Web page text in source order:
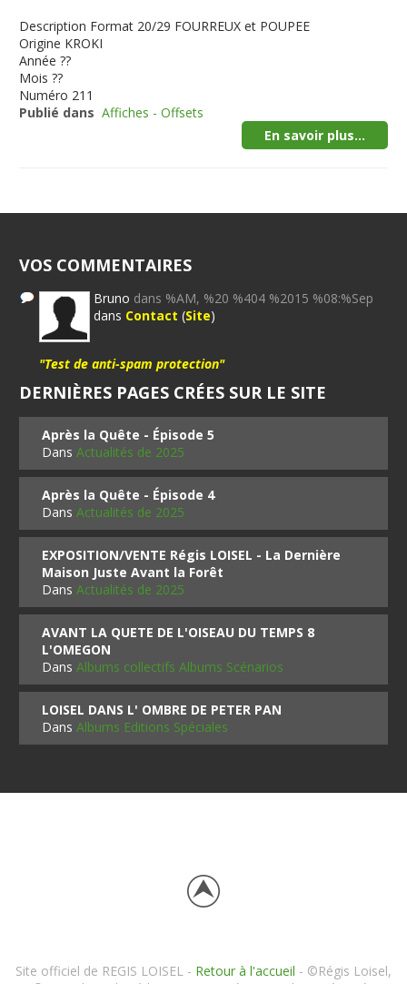
Description Format 20/29 FOURREUX et POUPEE
Origine KROKI
Année ??
Mois ??
Numéro 211
Publié dans Affiches - Offsets
En savoir plus...
VOS COMMENTAIRES
Bruno dans %AM, %20 %404 %2015 %08:%Sep
dans Contact (Site)
"Test de anti-spam protection"
DERNIÈRES PAGES CRÉES SUR LE SITE
Après la Quête - Épisode 5
DansActualités de 2025
Après la Quête - Épisode 4
DansActualités de 2025
EXPOSITION/VENTE Régis LOISEL - La Dernière
Maison Juste Avant la Forêt
DansActualités de 2025
AVANT LA QUETE DE L'OISEAU DU TEMPS 8
L'OMEGON
DansAlbums collectifs Albums Scénarios
LOISEL DANS L' OMBRE DE PETER PAN
DansAlbums Editions Spéciales
Site officiel de REGIS LOISEL - Retour à l'accueil - ©Régis Loisel,